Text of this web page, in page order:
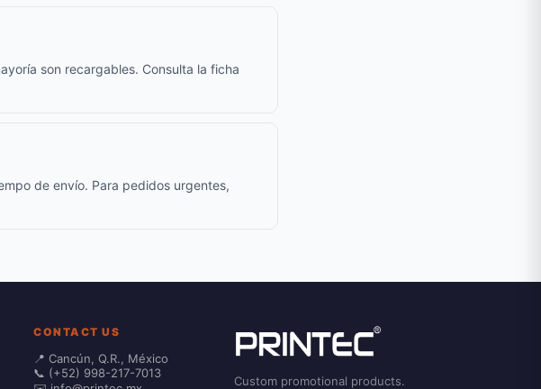
son recargables. Consulta la ficha
de envío. Para pedidos urgentes,
CONTACT US
📍 Cancún, Q.R., México
📞 (+52) 998-217-7013
Custom promotional products.